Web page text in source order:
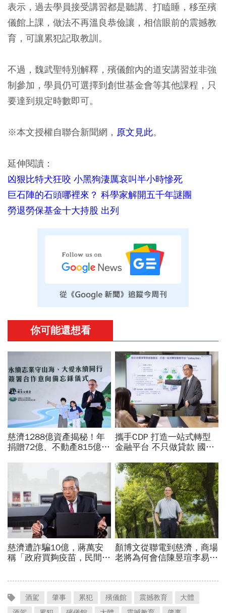
表示，過去學員接受講習都是聽講、打瞌睡，移至殯
儀館上課，做法不再溫良恭儉讓，相信眼前的震撼教
育，可讓累犯記取教訓。
不過，魏武聖特別解釋，殯儀館內的道安講習並非強
制參加，學員仍可選擇到創世基金會等其他課程，只
要達到規定時數即可。
※本文授權自聯合新聞網， 原文見此。
延伸閱讀：
凶狠比特犬狂咬 小黑狗淒厲哀叫半小時慘死
巨石陣的石頭哪裡來？ 科學家解開五千年謎團
勞退勞保基金十大持股 出列
酒駕 肇事 累犯 殯儀館 震撼教育
大體